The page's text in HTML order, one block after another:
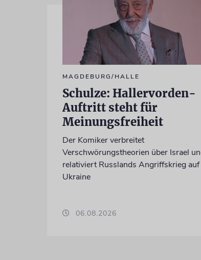
MAGDEBURG/HALLE
Schulze: Hallervorden-
Auftritt steht für
Meinungsfreiheit
Der Komiker verbreitet
Verschwörungstheorien über Israel
relativiert Russlands Angriffskrieg auf
Ukraine
06.08.2026